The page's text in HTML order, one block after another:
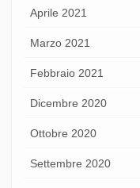
Aprile 2021
Marzo 2021
Febbraio 2021
Dicembre 2020
Ottobre 2020
Settembre 2020